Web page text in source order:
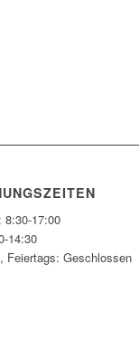
8:30-17:00
14:30
Feiertags: Geschlossen